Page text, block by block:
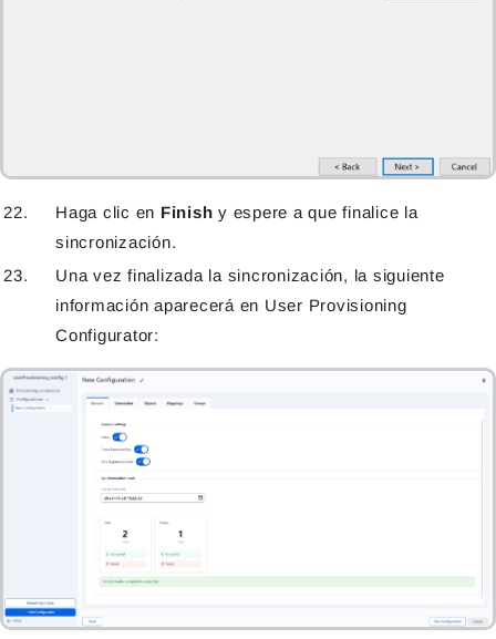
Haga clic en Finish y espere a que finalice la
sincronización.
Una vez finalizada la sincronización, la siguiente
información aparecerá en User Provisioning
Configurator: